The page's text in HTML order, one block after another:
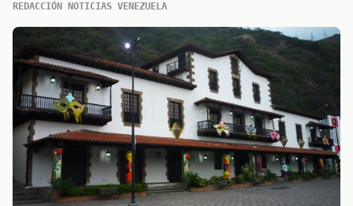
REDACCIÓN NOTICIAS VENEZUELA